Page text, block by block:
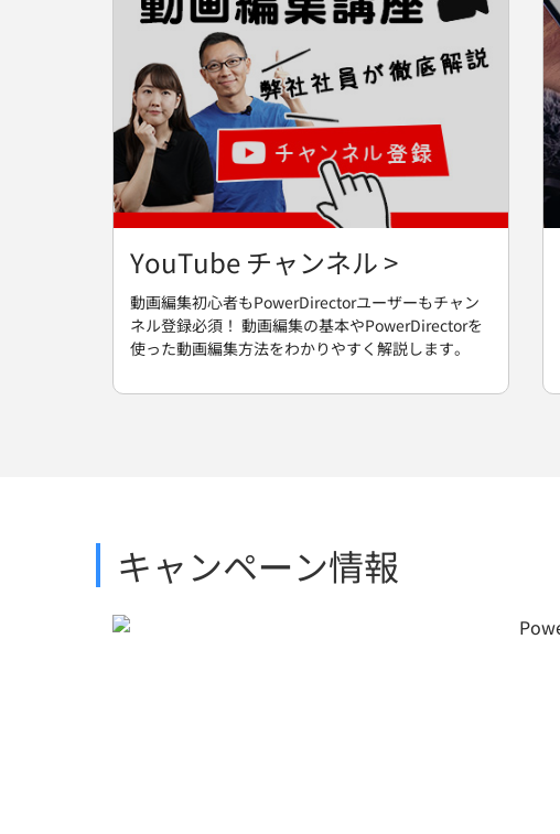
YouTube チャンネル >
動画編集初心者もPowerDirectorユーザーもチャン
ネル登録必須！ 動画編集の基本やPowerDirectorを
使った動画編集方法をわかりやすく解説します。
キャンペーン情報